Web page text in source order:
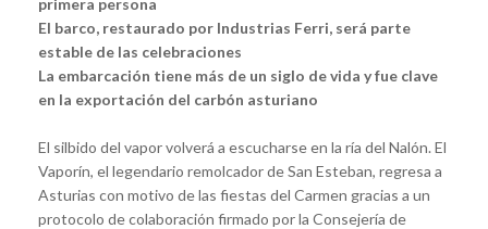
El barco, restaurado por Industrias Ferri, será parte
estable de las celebraciones
La embarcación tiene más de un siglo de vida y fue clave
en la exportación del carbón asturiano
El silbido del vapor volverá a escucharse en la ría del Nalón. El
Vaporín, el legendario remolcador de San Esteban, regresa a
Asturias con motivo de las fiestas del Carmen gracias a un
protocolo de colaboración firmado por la Consejería de